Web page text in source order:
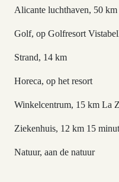
Alicante luchthaven, 50
Golf, op Golfresort
Strand, 14 km
Horeca, op het resort
Winkelcentrum, 15 km La
Ziekenhuis, 12 km 15
Natuur, aan de natuur